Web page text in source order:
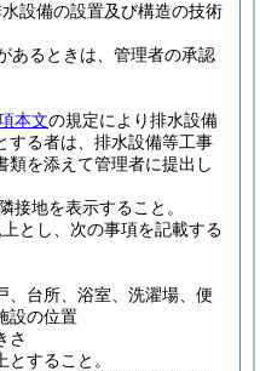
設備の設置及び構造の技術
あるときは、管理者の承認
本文の規定により排水設備
する者は、排水設備等工事
類を添えて管理者に提出し
地を表示すること。
とし、次の事項を記載する
、台所、浴室、洗濯場、便
設の位置
さ
すること。